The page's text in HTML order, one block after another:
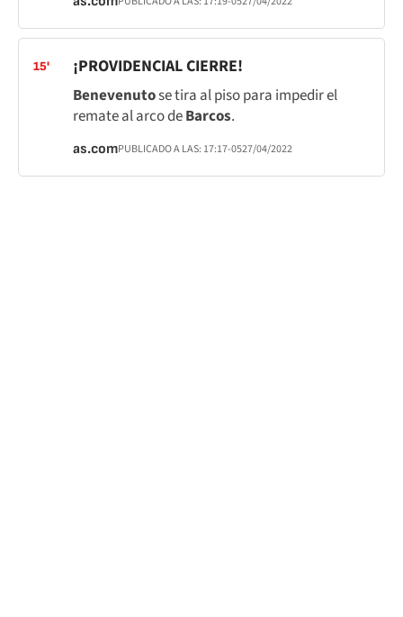
15' ¡PROVIDENCIAL CIERRE!
Benevenutose tira al piso para impedir el
remate al arco deBarcos.
as.comPUBLICADO A LAS: 17:17-0527/04/2022